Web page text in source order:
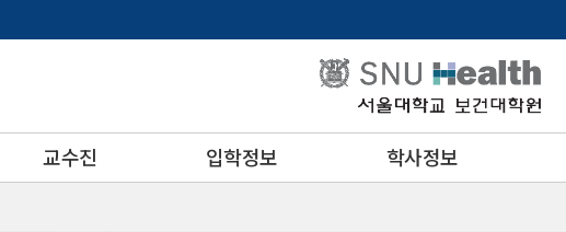
교수진 입학정보 학사정보